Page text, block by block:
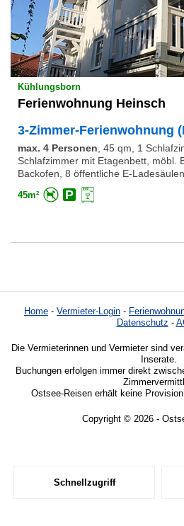
Kühlungsborn
Ferienwohnung Heinsch
3-Zimmer-Ferienwohnung
max. 4 Personen, 45 qm, 1
Schlafzimmer mit Etagenbett, möbl.
Backofen, 8 öffentliche E-
45m²
Home - Vermieter-Login -
Datenschutz -
Die Vermieterinnen und Vermieter sind
Inserate.
Buchungen erfolgen immer direkt
Ostsee-Reisen erhält keine
Copyright © 2026 -
Schnellzugriff